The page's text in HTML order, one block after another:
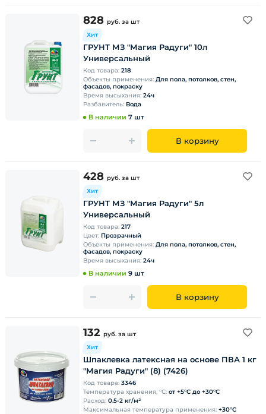
828 руб. за шт
Хит
ГРУНТ МЗ "Магия Радуги" 10л
Универсальный
Код товара: 218
Объекты применения: Для пола, потолков, стен,
фасадов, покраску
Время высыхания: 24ч
Разбавитель: Вода
В наличии 7 шт
В корзину
428 руб. за шт
Хит
ГРУНТ МЗ "Магия Радуги" 5л
Универсальный
Код товара: 217
Цвет: Прозрачный
Объекты применения: Для пола, потолков, стен,
фасадов, покраску
Время высыхания: 24ч
В наличии 9 шт
В корзину
132 руб. за шт
Хит
Шпаклевка латексная на основе ПВА 1 кг
"Магия Радуги" (8) (7426)
Код товара: 3346
Температура хранения, °С: от +5°С до +30°С
Расход: 0.5-2 кг/м²
Максимальная температура применения: +30°С